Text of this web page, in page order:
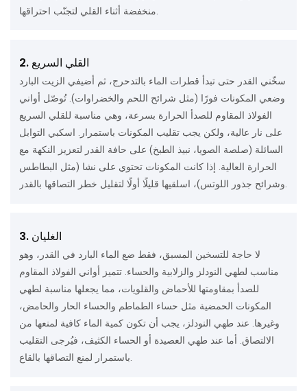
منخفضة أثناء القلي لتجنّب احتراقها.
2. القلي السريع
سخّني القدر حتى تبدأ قطرات الماء بالتدحرج، ثم أضيفي الزيت البارد
وضعي المكونات فورًا (مثل شرائح اللحم والخضراوات). تُوصّل أواني
الفولاذ المقاوم للصدأ الحرارة بسرعة، وهي مناسبة للقلي السريع
على نار عالية، ولكن يجب تقليب المكونات باستمرار. اسكبي التوابل
السائلة (صلصة الصويا، نبيذ الطبخ) على حافة القدر لتعزيز النكهة مع
الحرارة العالية. إذا كانت المكونات تحتوي على نشا (مثل البطاطس
وشرائح جذور اللوتس)، اسلقيها قليلًا أولًا لتقليل خطر التصاقها بالقدر.
3. الغليان
لا حاجة للتسخين المسبق، فقط ضع الماء البارد في القدر، وهو
مناسب لطهي النودلز والزلابية والحساء. تتميز أواني الفولاذ المقاوم
للصدأ بمقاومتها للأحماض والقلويات، مما يجعلها مناسبة لطهي
المكونات الحمضية مثل حساء الطماطم والحساء الحار والحامض،
وغيرها. عند طهي النودلز، يجب أن تكون كمية الماء كافية لمنعها من
الالتصاق. أما عند طهي العصيدة أو الحساء الكثيف، فيُرجى التقليب
باستمرار لمنع التصاقها بالقاع.